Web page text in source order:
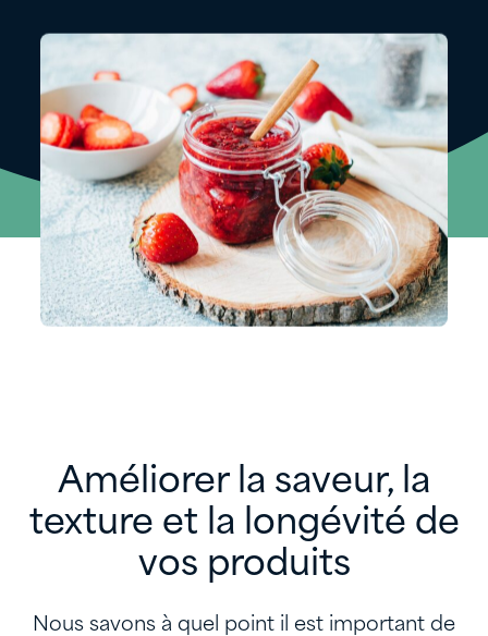
Améliorer la saveur, la
texture et la longévité de
vos produits
Nous savons à quel point il est important de